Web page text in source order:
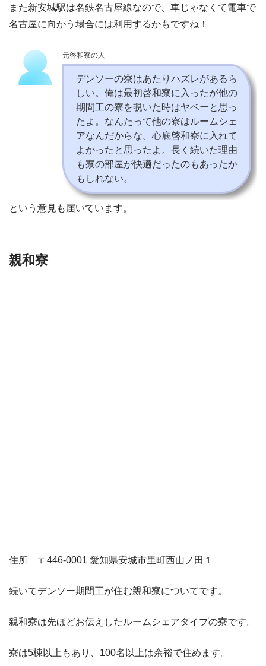
また新安城駅は名鉄名古屋線なので、車じゃなくて電車で
名古屋に向かう場合には利用するかもですね！
元啓和寮の人
デンソーの寮はあたりハズレがあるら
しい。俺は最初啓和寮に入ったが他の
期間工の寮を覗いた時はヤベーと思っ
たよ。なんたって他の寮はルームシェ
アなんだからな。心底啓和寮に入れて
よかったと思ったよ。長く続いた理由
も寮の部屋が快適だったのもあったか
もしれない。
という意見も届いています。
親和寮
住所 〒446-0001 愛知県安城市里町西山ノ田１
続いてデンソー期間工が住む親和寮についてです。
親和寮は先ほどお伝えしたルームシェアタイプの寮です。
寮は5棟以上もあり、100名以上は余裕で住めます。